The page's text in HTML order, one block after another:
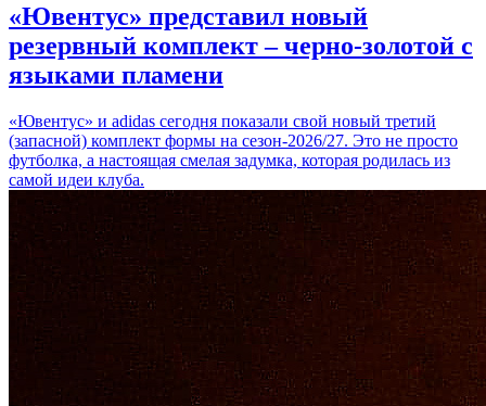
«Ювентус» представил новый
резервный комплект – черно-золотой с
языками пламени
«Ювентус» и adidas сегодня показали свой новый третий
(запасной) комплект формы на сезон-2026/27. Это не просто
футболка, а настоящая смелая задумка, которая родилась из
самой идеи клуба.